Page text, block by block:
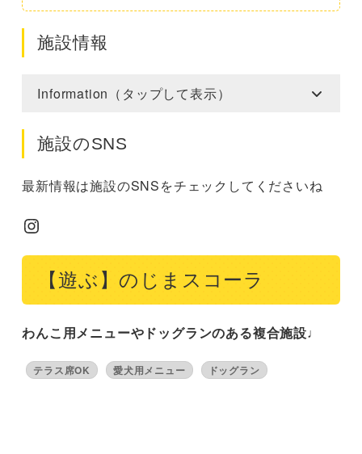
施設情報
Information（タップして表示）
施設のSNS
最新情報は施設のSNSをチェックしてくださいね
Instagram
【遊ぶ】のじまスコーラ
わんこ用メニューやドッグランのある複合施設♩
テラス席OK 愛犬用メニュー ドッグラン